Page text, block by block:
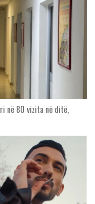
në 80 vizita në ditë,